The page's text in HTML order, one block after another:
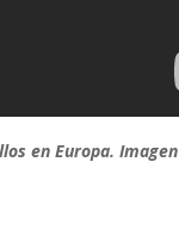
en Europa. Imagen